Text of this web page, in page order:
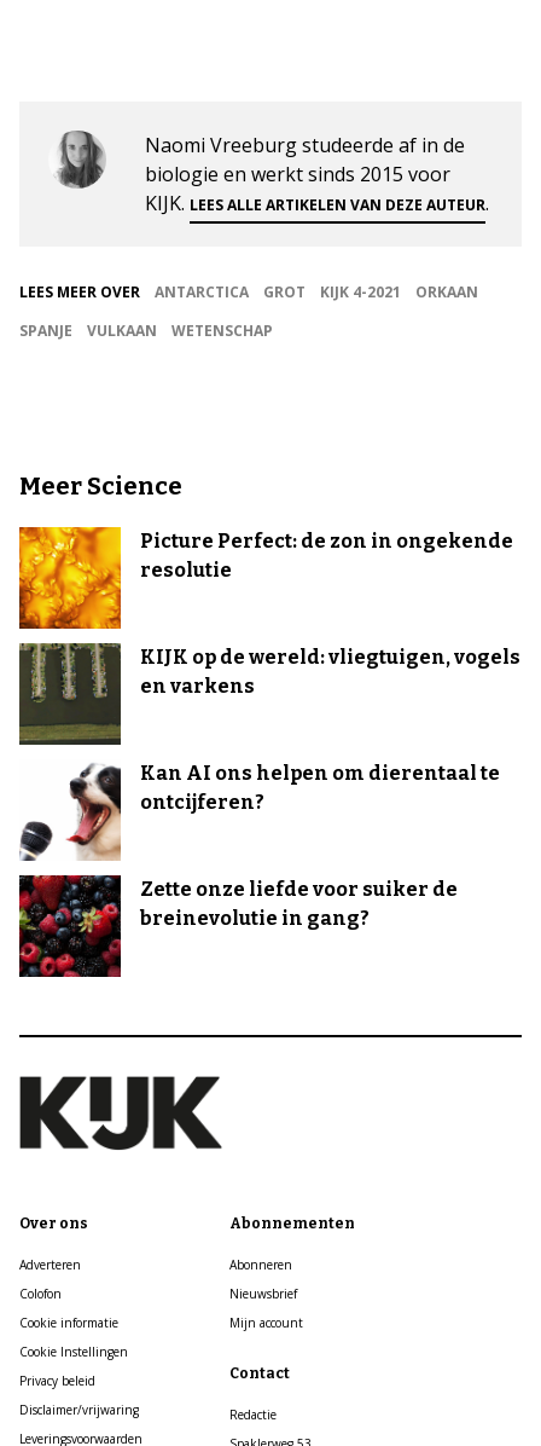
Naomi Vreeburg studeerde af in de
biologie en werkt sinds 2015 voor
KIJK. LEES ALLE ARTIKELEN VAN DEZE AUTEUR.
LEES MEER OVER ANTARCTICA GROT KIJK 4-2021
ORKAAN
SPANJE
VULKAAN WETENSCHAP
Meer Science
Picture Perfect: de zon in ongekende
resolutie
KIJK op de wereld: vliegtuigen, vogels
en varkens
Kan AI ons helpen om dierentaal te
ontcijferen?
Zette onze liefde voor suiker de
breinevolutie in gang?
Over ons
Adverteren
Colofon
Cookie informatie
Cookie Instellingen
Privacy beleid
Disclaimer/vrijwaring
Leveringsvoorwaarden
Abonnementen
Abonneren
Nieuwsbrief
Mijn account
Contact
Redactie